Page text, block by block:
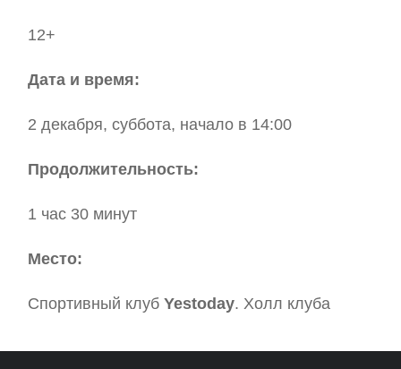
12+
Дата и время:
2 декабря, суббота, начало в 14:00
Продолжительность:
1 час 30 минут
Место:
Спортивный клуб Yestoday. Холл клуба